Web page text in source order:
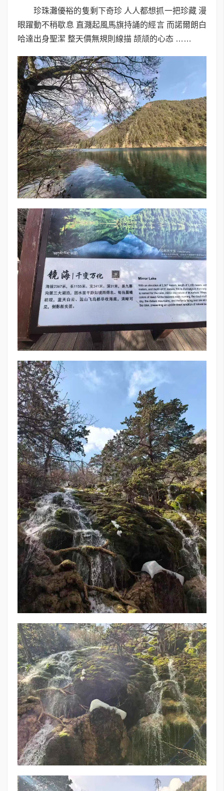
珍珠灘優裕的隻剩下奇珍 人人都想抓一把珍藏 漫
眼躍動不稍歇息 直濺起風馬旗持誦的經言 而諾爾朗白
哈達出身聖潔 整天價無規則線描 颉颃的心态 ……